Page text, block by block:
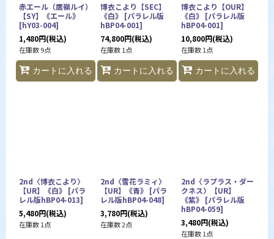
赤エール（鷹嶺ルイ）
【SY】《エール》
[hY03-004]
1,480円(税込)
在庫数 9点
カートに入れる
博衣こより【SEC】
《白》 [パラレル版
hBP04-001]
74,800円(税込)
在庫数 1点
カートに入れる
博衣こより【OUR】
《白》 [パラレル版
hBP04-001]
10,800円(税込)
在庫数 1点
カートに入れる
2nd〈博衣こより〉
【UR】《白》 [パラ
レル版hBP04-013]
5,480円(税込)
在庫数 1点
2nd〈雪花ラミィ〉
【UR】《青》 [パラ
レル版hBP04-048]
3,780円(税込)
在庫数 2点
2nd〈ラプラス・ダー
クネス〉【UR】
《紫》 [パラレル版
hBP04-059]
3,480円(税込)
在庫数 1点